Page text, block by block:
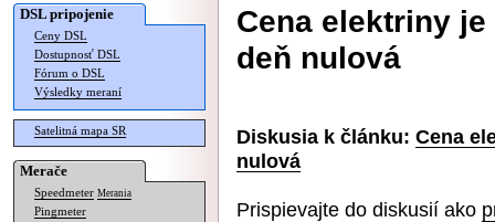
DSL pripojenie
Ceny DSL
Dostupnosť DSL
Fórum o DSL
Výsledky meraní
Satelitná mapa SR
Merače
Speedmeter Merania
Pingmeter
Cena elektriny
deň nulová
Diskusia k článku: Cena
nulová
Prispievajte do diskusií ako